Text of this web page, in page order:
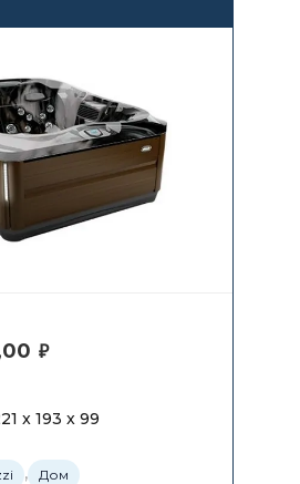
₽
x 193 x 99
, Дом